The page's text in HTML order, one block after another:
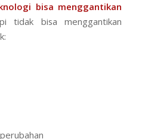
bisa menggantikan
tidak bisa menggantikan